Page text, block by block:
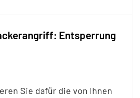
Entsperrung
Sie dafür die von Ihnen